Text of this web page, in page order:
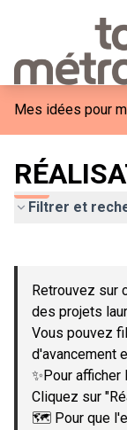
Mes idées pour
Filtrer et
−
Retrouvez sur
des projets
Vous pouvez
d'avancement
✨Pour
Cliquez sur
🗺️ Pour que